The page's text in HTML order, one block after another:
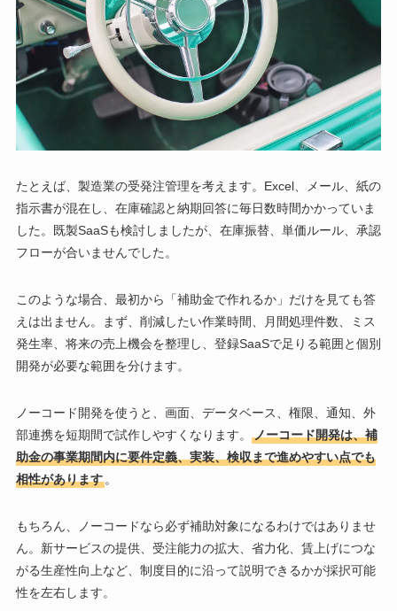
たとえば、製造業の受発注管理を考えます。Excel、メール、紙の
指示書が混在し、在庫確認と納期回答に毎日数時間かかっていま
した。既製SaaSも検討しましたが、在庫振替、単価ルール、承認
フローが合いませんでした。
このような場合、最初から「補助金で作れるか」だけを見ても答
えは出ません。まず、削減したい作業時間、月間処理件数、ミス
発生率、将来の売上機会を整理し、登録SaaSで足りる範囲と個別
開発が必要な範囲を分けます。
ノーコード開発を使うと、画面、データベース、権限、通知、外
部連携を短期間で試作しやすくなります。
ノーコード開発は、補
助金の事業期間内に要件定義、実装、検収まで進めやすい点でも
相性があります。
もちろん、ノーコードなら必ず補助対象になるわけではありませ
ん。新サービスの提供、受注能力の拡大、省力化、賃上げにつな
がる生産性向上など、制度目的に沿って説明できるかが採択可能
性を左右します。